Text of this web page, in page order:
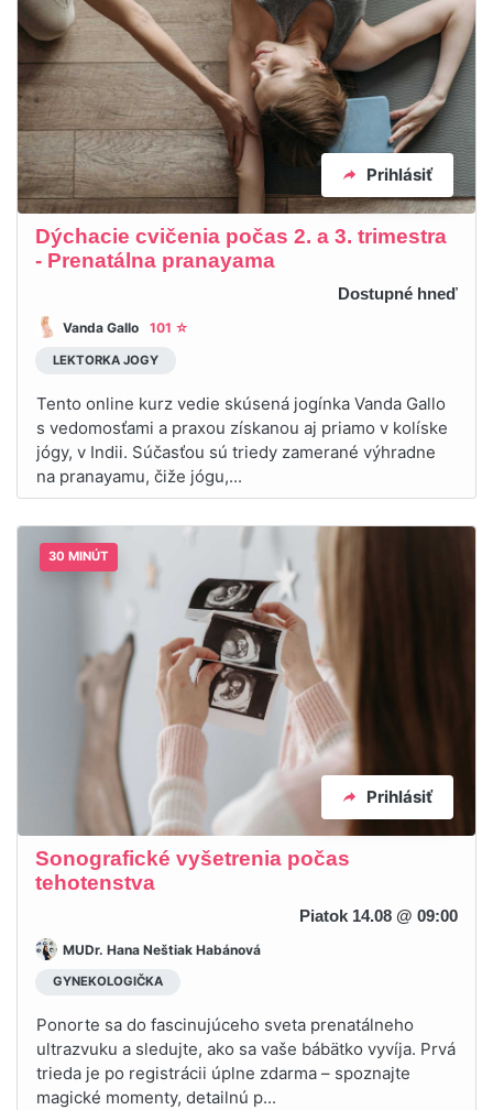
Prihlásiť
Dýchacie cvičenia počas 2. a 3. trimestra
- Prenatálna pranayama
Dostupné hneď
Vanda Gallo 101 ☆
LEKTORKA JOGY
Tento online kurz vedie skúsená jogínka Vanda Gallo
s vedomosťami a praxou získanou aj priamo v kolíske
jógy, v Indii. Súčasťou sú triedy zamerané výhradne
na pranayamu, čiže jógu,...
30 MINÚT
Prihlásiť
Sonografické vyšetrenia počas
tehotenstva
Piatok 14.08 @ 09:00
MUDr. Hana Neštiak Habánová
GYNEKOLOGIČKA
Ponorte sa do fascinujúceho sveta prenatálneho
ultrazvuku a sledujte, ako sa vaše bábätko vyvíja. Prvá
trieda je po registrácii úplne zdarma – spoznajte
magické momenty, detailnú p...